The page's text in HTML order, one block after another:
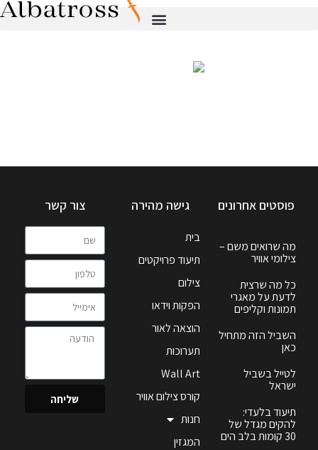
פוסטים אחרונים
מה שרואים משם –
צילומי אוויר
כל מה שרצית
לדעת על מאגרי
תמונות וקליפים
השביל הזה מתחיל
כאן
לטייל בשביל
ישראל
תיעוד בלעדי:
להקים מגדל של
30 קומות בלב הים
גישה מהירה
בית
תיעוד פרויקטים
צילום
הפקות וידאו
הוצאה לאור
תערוכות
Wall Art
קורס צילום אוויר
חנות
המגזין
צור קשר
שליחה